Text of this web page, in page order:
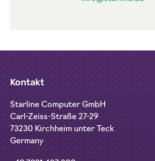
Kontakt
Starline Computer GmbH
Carl-Zeiss-Straße 27-29
73230 Kirchheim unter Teck
Germany